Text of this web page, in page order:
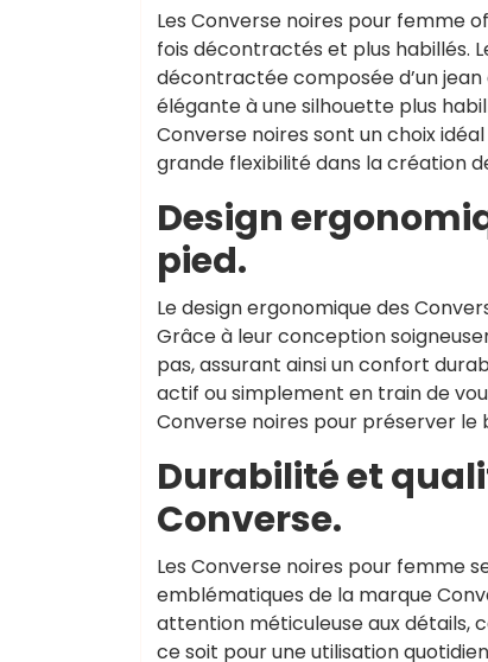
Les Converse noires pour femme
fois décontractés et plus habillés.
décontractée composée d’un
élégante à une silhouette plus
Converse noires sont un choix
grande flexibilité dans la création
Design
pied.
Le design ergonomique des
Grâce à leur conception
pas, assurant ainsi un confort
actif ou simplement en train de
Converse noires pour préserver le
Durabilité et
Converse.
Les Converse noires pour femme
emblématiques de la marque
attention méticuleuse aux détails,
ce soit pour une utilisation